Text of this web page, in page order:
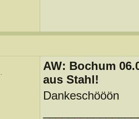
AW: Bochum
aus Stahl!
Dankeschööön